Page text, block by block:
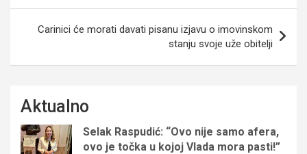
Carinici će morati davati pisanu izjavu o imovinskom
stanju svoje uže obitelji
Aktualno
Selak Raspudić: “Ovo nije samo afera,
ovo je točka u kojoj Vlada mora pasti!”